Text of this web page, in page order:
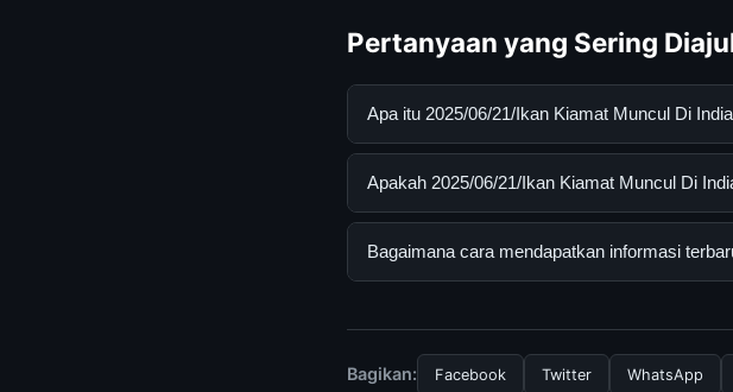
Pertanyaan yang Sering
Apa itu 2025/06/21/Ikan Kiamat Muncul Di
2025/06/21/Ikan Kiamat Muncul Di India
resmi dan mengikuti panduan yang tersedia.
Apakah 2025/06/21/Ikan Kiamat Muncul Di
Ya, 2025/06/21/Ikan Kiamat Muncul Di India
Bagaimana cara mendapatkan informasi
dan terpercaya.
Bagikan: Facebook Twitter WhatsApp